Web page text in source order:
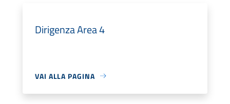
Dirigenza Area 4
VAI ALLA PAGINA